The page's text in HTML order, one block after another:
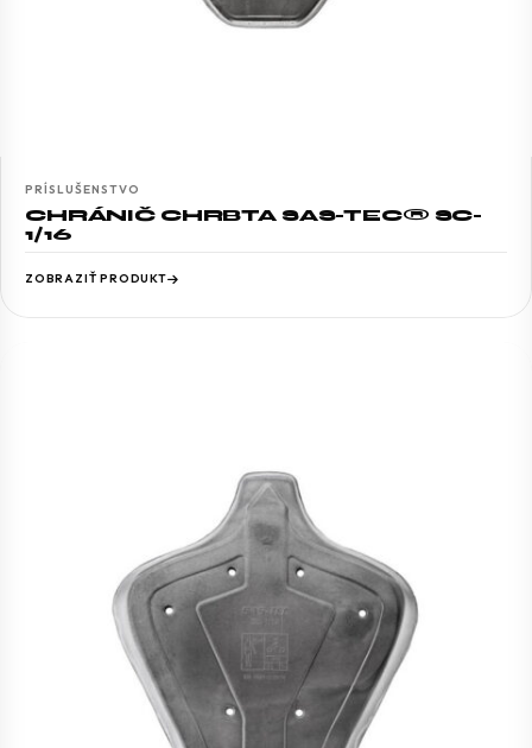
PRÍSLUŠENSTVO
CHRÁNIČ CHRBTA SAS-TEC® SC-
1/16
ZOBRAZIŤ PRODUKT